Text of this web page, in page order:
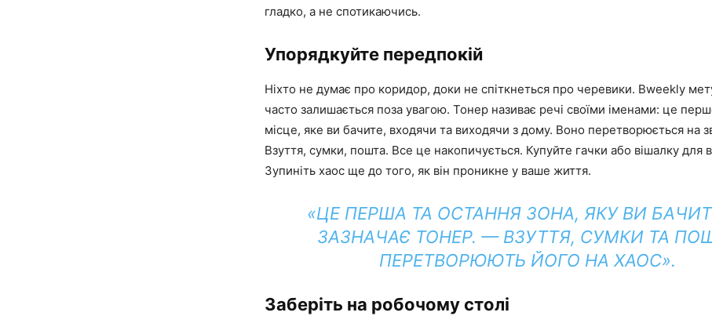
гладко, а не спотикаючись.
Упорядкуйте передпокій
Ніхто не думає про коридор, доки не спіткнеться про черевики. Вweekly
часто залишається поза увагою. Тонер називає речі своїми іменами: це
місце, яке ви бачите, входячи та виходячи з дому. Воно перетворюється на
Взуття, сумки, пошта. Все це накопичується. Купуйте гачки або вішалку для
Зупиніть хаос ще до того, як він проникне у ваше життя.
«ЦЕ ПЕРША ТА ОСТАННЯ ЗОНА, ЯКУ ВИ
ЗАЗНАЧАЄ ТОНЕР. — ВЗУТТЯ, СУМКИ ТА
ПЕРЕТВОРЮЮТЬ ЙОГО НА ХАОС».
Заберіть на робочому столі